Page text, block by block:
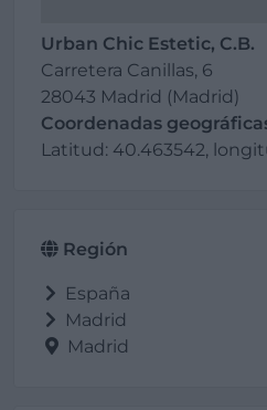
Urban Chic Estetic, C.B.
Carretera Canillas, 6
28043 Madrid (Madrid)
Coordenadas
Latitud: 40.463542,
Región
España
Madrid
Madrid